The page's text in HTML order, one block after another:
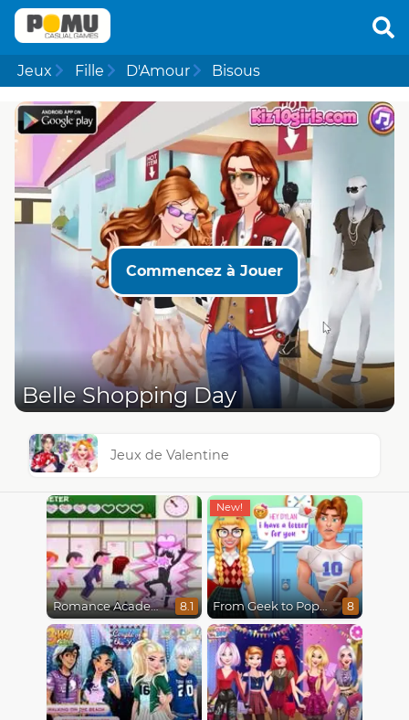
Jeux Fille D'Amour Bisous
Commencez à Jouer
Belle Shopping Day
Jeux de Valentine
Romance Academy 8.1 From Geek to Popular Girl 8